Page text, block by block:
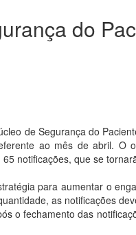
do
de Segurança do
ao mês de abril.
notificações, que se
para aumentar o
as notificações
o fechamento das